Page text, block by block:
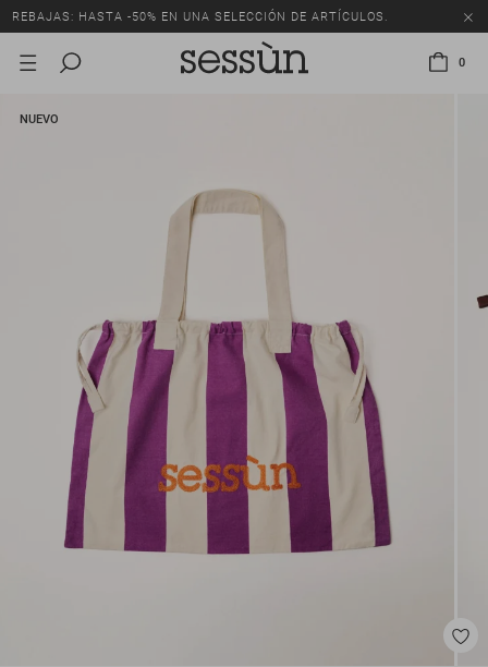
REBAJAS: HASTA -50% EN UNA SELECCIÓN DE ARTÍCULOS.
0
NUEVO